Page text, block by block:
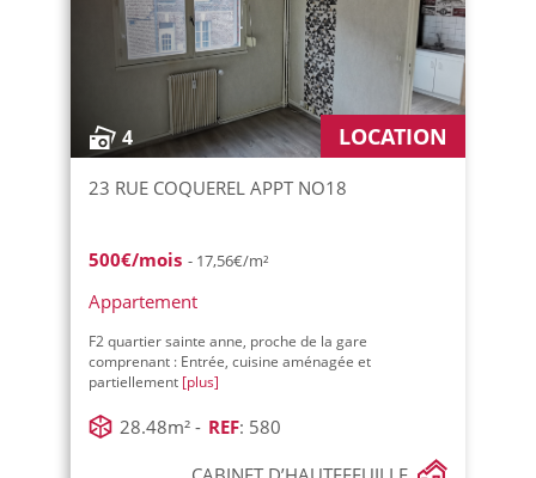
4 LOCATION
23 RUE COQUEREL APPT NO18
500€/mois - 17,56€/m²
Appartement
F2 quartier sainte anne, proche de la gare
comprenant : Entrée, cuisine aménagée et
partiellement [plus]
28.48m² - REF: 580